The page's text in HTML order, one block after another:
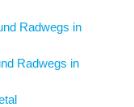
Radwegs in
Radwegs in